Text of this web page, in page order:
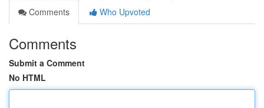
Comments
Who Upvoted
Comments
Submit a Comment
No HTML